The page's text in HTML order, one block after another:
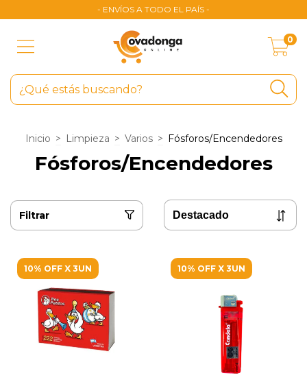
- ENVÍOS A TODO EL PAÍS -
0
Inicio > Limpieza > Varios > Fósforos/Encendedores
Fósforos/Encendedores
Filtrar
10% OFF X 3UN 10% OFF X 3UN